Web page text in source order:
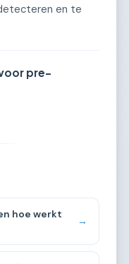
en te
pre-
hoe werkt
→